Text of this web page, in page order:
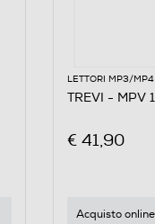
LETTORI MP3/MP4
TREVI - MPV
€ 41,90
Acquisto